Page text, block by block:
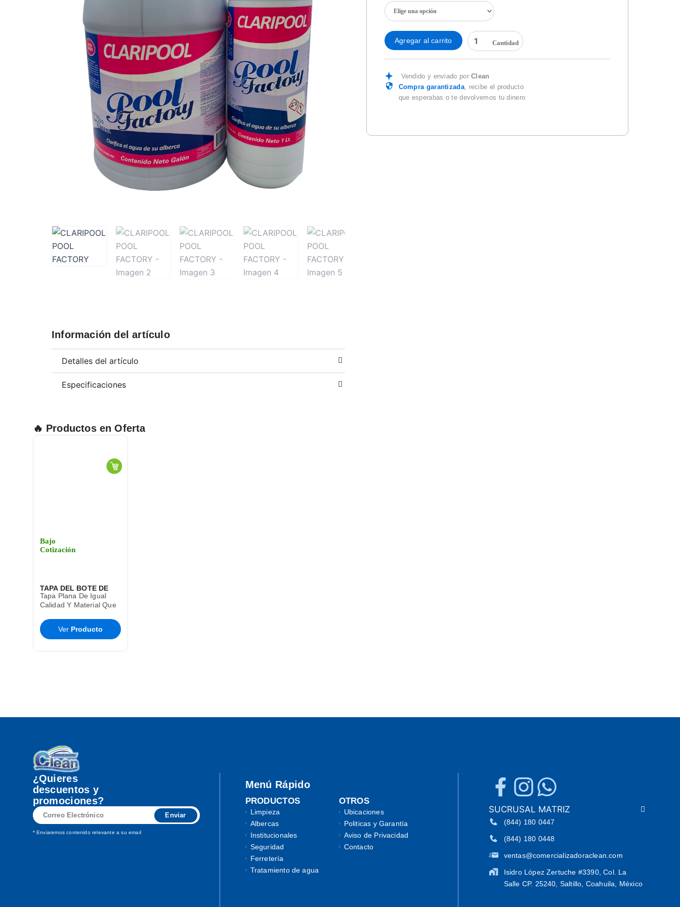
Información del artículo
Detalles del artículo
Especificaciones
CLARIPOOL
cantidad
Agregar al carrito
Vendido y enviado porClean
Compra garantizada, recibe el producto
que esperabas o te devolvemos tu dinero
🔥 Productos en Oferta
Bajo
Cotización
TAPA DEL BOTE DE
BASURA CESTO TOFF
Tapa Plana De Igual
Calidad Y Material Que
T9285
Ver Producto
¿Quieres
descuentos y
promociones?
Correo
Electrónico
Enviar
* Enviaremos contenido relevante a su email
Menú Rápido
PRODUCTOS
Limpieza
Albercas
Institucionales
Seguridad
Ferretería
Tratamiento de agua
OTROS
Ubicaciones
Politicas y Garantía
Aviso de Privacidad
Contacto
SUCRUSAL MATRIZ
(844) 180 0447
(844) 180 0448
ventas@comercializadoraclean.com
Isidro López Zertuche #3390, Col. La
Salle CP. 25240, Saltillo, Coahuila, México